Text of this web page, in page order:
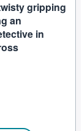
gripping
an
in